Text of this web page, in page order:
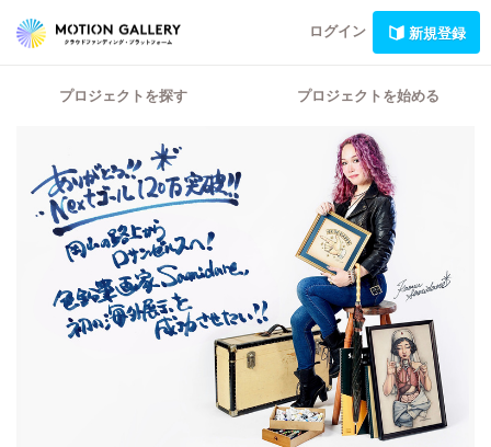
ログイン 新規登録
プロジェクトを探す プロジェクトを始める